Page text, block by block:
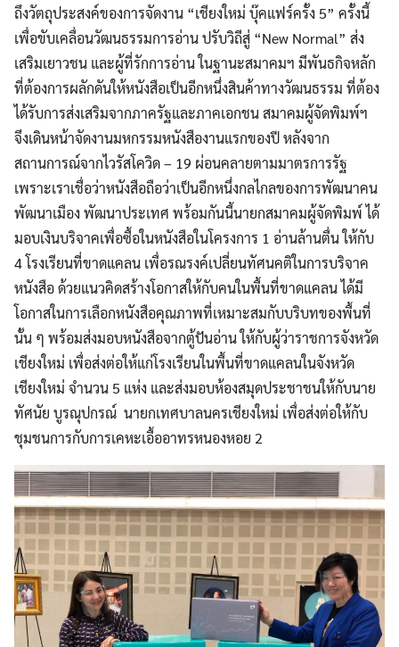
Search
for:
ถึงวัตถุประสงค์ของการจัดงาน “เชียงใหม่ บุ๊คแฟร์ครั้ง 5” ครั้งนี้
เพื่อขับเคลื่อนวัฒนธรรมการอ่าน ปรับวิถีสู่ “New Normal” ส่ง
เสริมเยาวชน และผู้ที่รักการอ่าน ในฐานะสมาคมฯ มีพันธกิจหลัก
ที่ต้องการผลักดันให้หนังสือเป็นอีกหนึ่งสินค้าทางวัฒนธรรม ที่ต้อง
ได้รับการส่งเสริมจากภาครัฐและภาคเอกชน สมาคมผู้จัดพิมพ์ฯ
จึงเดินหน้าจัดงานมหกรรมหนังสืองานแรกของปี หลังจาก
สถานการณ์จากไวรัสโควิด – 19 ผ่อนคลายตามมาตรการรัฐ
เพราะเราเชื่อว่าหนังสือถือว่าเป็นอีกหนึ่งกลไกลของการพัฒนาคน
พัฒนาเมือง พัฒนาประเทศ พร้อมกันนี้นายกสมาคมผู้จัดพิมพ์ ได้
มอบเงินบริจาคเพื่อซื้อในหนังสือในโครงการ 1 อ่านล้านตื่น ให้กับ
4 โรงเรียนที่ขาดแคลน เพื่อรณรงค์เปลี่ยนทัศนคติในการบริจาค
หนังสือ ด้วยแนวคิดสร้างโอกาสให้กับคนในพื้นที่ขาดแคลน ได้มี
โอกาสในการเลือกหนังสือคุณภาพที่เหมาะสมกับบริบทของพื้นที่
นั้น ๆ พร้อมส่งมอบหนังสือจากตู้ปันอ่าน ให้กับผู้ว่าราชการจังหวัด
เชียงใหม่ เพื่อส่งต่อให้แก่โรงเรียนในพื้นที่ขาดแคลนในจังหวัด
เชียงใหม่ จำนวน 5 แห่ง และส่งมอบห้องสมุดประชาชนให้กับนาย
ทัศนัย บูรณุปกรณ์ นายกเทศบาลนครเชียงใหม่ เพื่อส่งต่อให้กับ
ชุมชนการกับการเคหะเอื้ออาทรหนองหอย 2